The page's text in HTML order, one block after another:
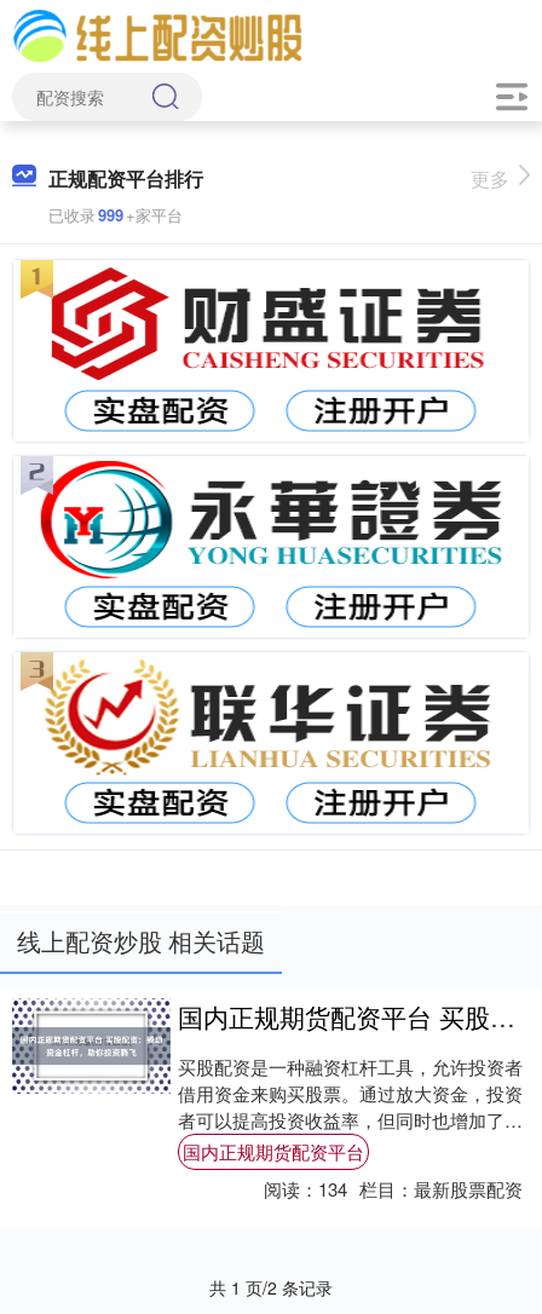
正规配资平台排行
已收录999+家平台
更多
线上配资炒股 相关话题
国内正规期货配资平台 买股配资：撬动资金杠杆，助你投资腾飞
买股配资是一种融资杠杆工具，允许投资者
借用资金来购买股票。通过放大资金，投资
者可以提高投资收益率，但同时也增加了风
险。 此外，投资者还应该考虑平台的费用和
利率。....
国内正规期货配资平台
阅读： 134 栏目：最新股票配资
共 1 页/2 条记录